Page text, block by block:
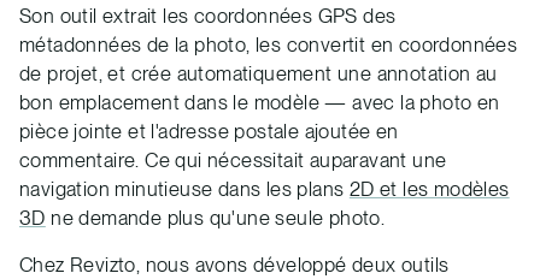
Son outil extrait les coordonnées GPS des
métadonnées de la photo, les convertit en coordonnées
de projet, et crée automatiquement une annotation au
bon emplacement dans le modèle — avec la photo en
pièce jointe et l'adresse postale ajoutée en
commentaire. Ce qui nécessitait auparavant une
navigation minutieuse dans les plans 2D et les modèles
3D ne demande plus qu'une seule photo.
Chez Revizto, nous avons développé deux outils